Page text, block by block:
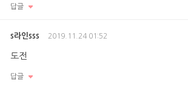
답글
s라인sss 2019.11.24 01:52
도전
답글